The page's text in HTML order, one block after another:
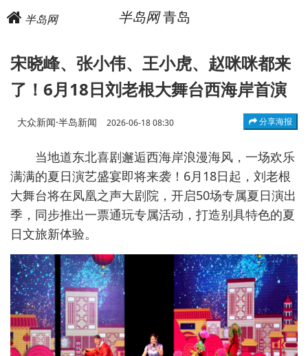
半岛网 半岛网青岛
宋晓峰、张小伟、王小虎、赵咪咪都来
了！6月18日刘老根大舞台西海岸首演
大众新闻·半岛新闻 2026-06-18 08:30 分享海报
当地道东北喜剧邂逅西海岸浪漫海风，一场欢乐
满满的夏日演艺盛宴即将来袭！6月18日起，刘老根
大舞台将在凤凰之声大剧院，开启50场专属夏日演出
季，同步推出一票通玩专属活动，打造别具特色的夏
日文旅新体验。